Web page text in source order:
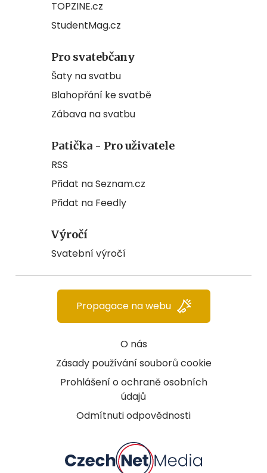
TOPZINE.cz
StudentMag.cz
Pro svatebčany
Šaty na svatbu
Blahopřání ke svatbě
Zábava na svatbu
Patička - Pro uživatele
RSS
Přidat na Seznam.cz
Přidat na Feedly
Výročí
Svatební výročí
O nás
Zásady používání souborů cookie
Prohlášení o ochraně osobních
údajů
Odmítnuti odpovědnosti
Propagace na webu